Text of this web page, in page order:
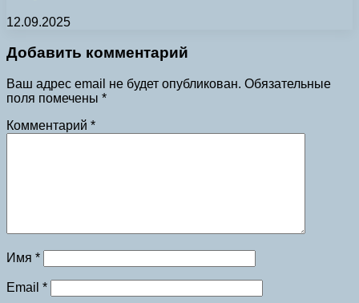
12.09.2025
Добавить комментарий
Ваш адрес email не будет опубликован. Обязательные
поля помечены *
Комментарий *
Имя *
Email *